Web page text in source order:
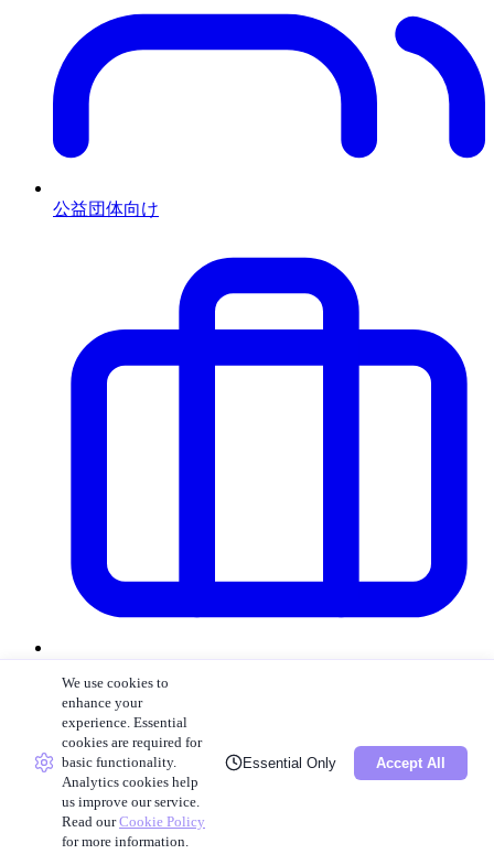
公益団体向け
ポリシー
We use cookies to
enhance your
experience. Essential
cookies are required for
basic functionality.
Analytics cookies help
us improve our service.
Read our Cookie Policy
for more information.
Essential Only Accept All